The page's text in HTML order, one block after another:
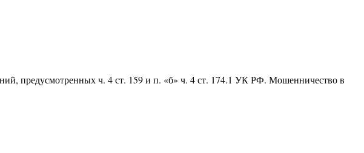
предусмотренных ч. 4 ст. 159 и п. «б» ч. 4 ст. 174.1 УК РФ. Мошенничество в